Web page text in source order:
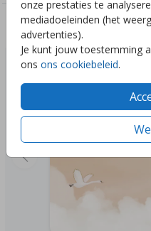
onze prestaties te
mediadoeleinden (het
advertenties).
Je kunt jouw toestemming
ons ons cookiebeleid.
Deze ontwerpen vind